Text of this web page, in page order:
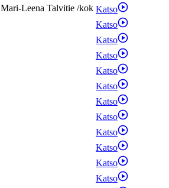
Mari-Leena Talvitie /kok Katso
Katso
Katso
Katso
Katso
Katso
Katso
Katso
Katso
Katso
Katso
Katso